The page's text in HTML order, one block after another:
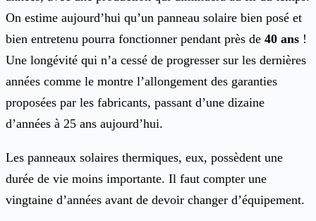
On estime aujourd’hui qu’un panneau solaire bien posé et
bien entretenu pourra fonctionner pendant près de 40 ans !
Une longévité qui n’a cessé de progresser sur les dernières
années comme le montre l’allongement des garanties
proposées par les fabricants, passant d’une dizaine
d’années à 25 ans aujourd’hui.
Les panneaux solaires thermiques, eux, possèdent une
durée de vie moins importante. Il faut compter une
vingtaine d’années avant de devoir changer d’équipement.